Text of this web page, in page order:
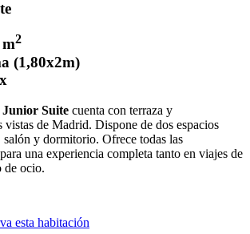
m2
(1,80x2m)
Junior Suite cuenta con terraza y
vistas de Madrid. Dispone de dos espacios
salón y dormitorio. Ofrece todas las
una experiencia completa tanto en viajes de
de ocio.
esta habitación